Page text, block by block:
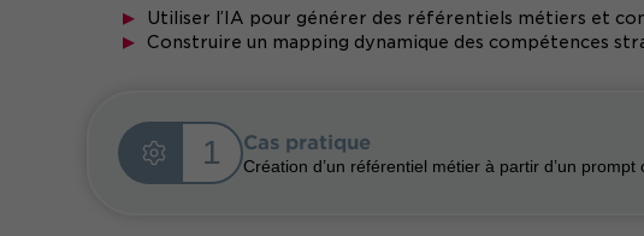
Utiliser l’IA pour générer des référentiels métiers et
Construire un mapping dynamique des compétences
1 Cas pratique
Création d’un référentiel métier à partir d’un prompt